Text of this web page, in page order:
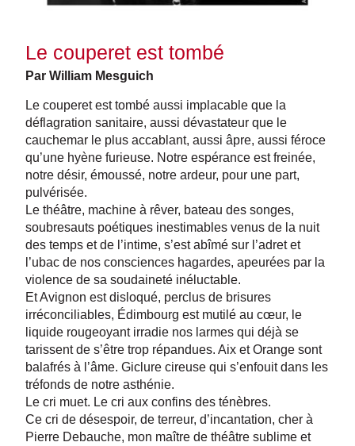
Le couperet est tombé
Par William Mesguich
Le couperet est tombé aussi implacable que la
déflagration sanitaire, aussi dévastateur que le
cauchemar le plus accablant, aussi âpre, aussi féroce
qu’une hyène furieuse. Notre espérance est freinée,
notre désir, émoussé, notre ardeur, pour une part,
pulvérisée.
Le théâtre, machine à rêver, bateau des songes,
soubresauts poétiques inestimables venus de la nuit
des temps et de l’intime, s’est abîmé sur l’adret et
l’ubac de nos consciences hagardes, apeurées par la
violence de sa soudaineté inéluctable.
Et Avignon est disloqué, perclus de brisures
irréconciliables, Édimbourg est mutilé au cœur, le
liquide rougeoyant irradie nos larmes qui déjà se
tarissent de s’être trop répandues. Aix et Orange sont
balafrés à l’âme. Giclure cireuse qui s’enfouit dans les
tréfonds de notre asthénie.
Le cri muet. Le cri aux confins des ténèbres.
Ce cri de désespoir, de terreur, d’incantation, cher à
Pierre Debauche, mon maître de théâtre sublime et